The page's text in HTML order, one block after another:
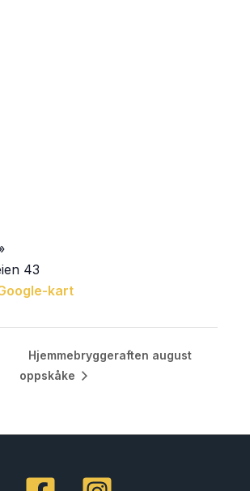
43
kart
Hjemmebryggeraften august
oppskåke